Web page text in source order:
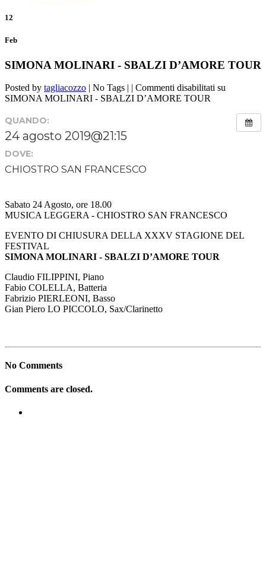
12
Feb
SIMONA MOLINARI - SBALZI D’AMORE TOUR
Posted by tagliacozzo | No Tags | | Commenti disabilitati su
SIMONA MOLINARI - SBALZI D’AMORE TOUR
QUANDO:
24 agosto 2019@21:15
DOVE:
CHIOSTRO SAN FRANCESCO
Sabato 24 Agosto, ore 18.00
MUSICA LEGGERA - CHIOSTRO SAN FRANCESCO
EVENTO DI CHIUSURA DELLA XXXV STAGIONE DEL
FESTIVAL
SIMONA MOLINARI - SBALZI D’AMORE TOUR
Claudio FILIPPINI, Piano
Fabio COLELLA, Batteria
Fabrizio PIERLEONI, Basso
Gian Piero LO PICCOLO, Sax/Clarinetto
No Comments
Comments are closed.